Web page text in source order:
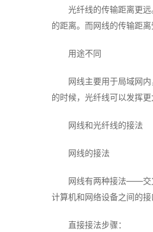
光纤线的传输距离更
的距离。而网线的传输距
用途不同
网线主要用于局域网
的时候，光纤线可以发挥
网线和光纤线的接法
网线的接法
网线有两种接法——交
计算机和网络设备之间的
直接接法步骤：